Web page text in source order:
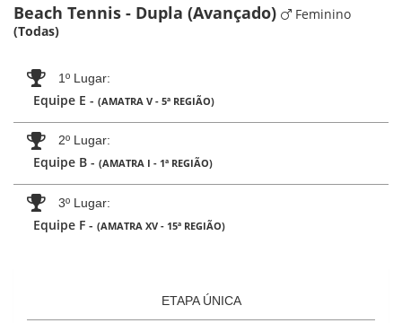
Beach Tennis - Dupla (Avançado)
Feminino
(Todas)
1º Lugar
Equipe E - (AMATRA V - 5ª REGIÃO)
2º Lugar
Equipe B - (AMATRA I - 1ª REGIÃO)
3º Lugar
Equipe F - (AMATRA XV - 15ª REGIÃO)
ETAPA ÚNICA